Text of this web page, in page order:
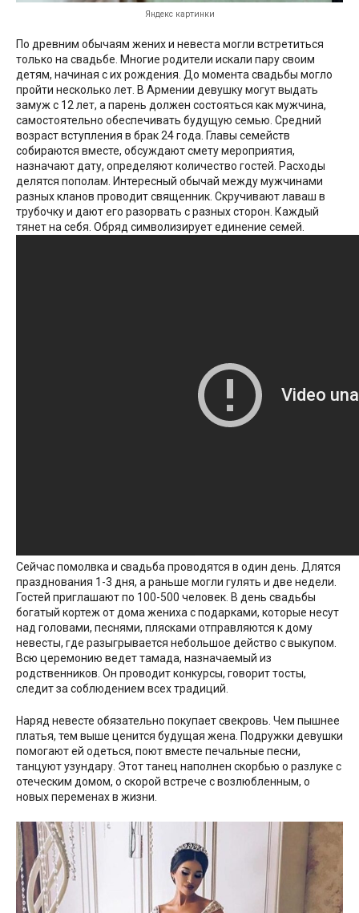
Яндекс картинки
По древним обычаям жених и невеста могли встретиться
только на свадьбе. Многие родители искали пару своим
детям, начиная с их рождения. До момента свадьбы могло
пройти несколько лет. В Армении девушку могут выдать
замуж с 12 лет, а парень должен состояться как мужчина,
самостоятельно обеспечивать будущую семью. Средний
возраст вступления в брак 24 года. Главы семейств
собираются вместе, обсуждают смету мероприятия,
назначают дату, определяют количество гостей. Расходы
делятся пополам. Интересный обычай между мужчинами
разных кланов проводит священник. Скручивают лаваш в
трубочку и дают его разорвать с разных сторон. Каждый
тянет на себя. Обряд символизирует единение семей.
Сейчас помолвка и свадьба проводятся в один день. Длятся
празднования 1-3 дня, а раньше могли гулять и две недели.
Гостей приглашают по 100-500 человек. В день свадьбы
богатый кортеж от дома жениха с подарками, которые несут
над головами, песнями, плясками отправляются к дому
невесты, где разыгрывается небольшое действо с выкупом.
Всю церемонию ведет тамада, назначаемый из
родственников. Он проводит конкурсы, говорит тосты,
следит за соблюдением всех традиций.
Наряд невесте обязательно покупает свекровь. Чем пышнее
платья, тем выше ценится будущая жена. Подружки девушки
помогают ей одеться, поют вместе печальные песни,
танцуют узундару. Этот танец наполнен скорбью о разлуке с
отеческим домом, о скорой встрече с возлюбленным, о
новых переменах в жизни.